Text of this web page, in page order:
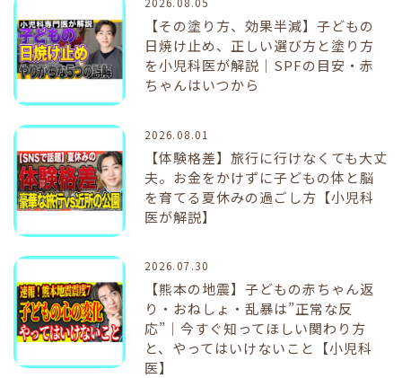
【その塗り方、効果半減】子どもの
日焼け止め、正しい選び方と塗り方
を小児科医が解説｜SPFの目安・赤
ちゃんはいつから
2026.08.01
【体験格差】旅行に行けなくても大丈
夫。お金をかけずに子どもの体と脳
を育てる夏休みの過ごし方【小児科
医が解説】
2026.07.30
【熊本の地震】子どもの赤ちゃん返
り・おねしょ・乱暴は”正常な反
応”｜今すぐ知ってほしい関わり方
と、やってはいけないこと【小児科
医】